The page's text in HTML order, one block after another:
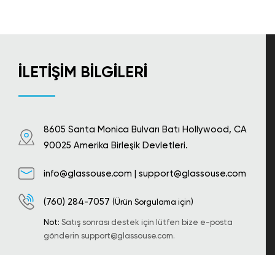
İLETIŞIM BILGILERI
8605 Santa Monica Bulvarı Batı Hollywood, CA
90025 Amerika Birleşik Devletleri.
info@glassouse.com | support@glassouse.com
(760) 284-7057 (Ürün Sorgulama için)
Not: Satış sonrası destek için lütfen bize e-posta
gönderin support@glassouse.com.